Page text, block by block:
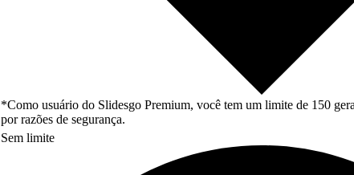
*Como usuário do Slidesgo Premium, você tem um limite de 150
por razões de segurança.
Sem limite